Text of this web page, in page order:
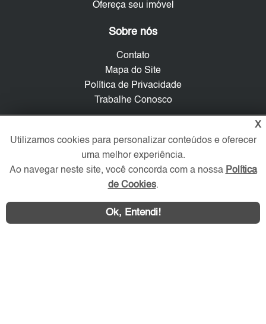
Ofereça seu imóvel
Sobre nós
Contato
Mapa do Site
Política de Privacidade
Trabalhe Conosco
Redes Sociais
X
Utilizamos cookies para personalizar conteúdos e oferecer
uma melhor experiência.
Ao navegar neste site, você concorda com a nossa Política
de Cookies.
Ok, Entendi!